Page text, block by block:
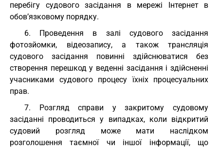
перебігу судового засідання в мережі Інтернет в
обов’язковому порядку.
6. Проведення в залі судового засідання
фотозйомки, відеозапису, а також трансляція
судового засідання повинні здійснюватися без
створення перешкод у веденні засідання і здійсненні
учасниками судового процесу їхніх процесуальних
прав.
7. Розгляд справи у закритому судовому
засіданні проводиться у випадках, коли відкритий
судовий розгляд може мати наслідком
розголошення таємної чи іншої інформації, що